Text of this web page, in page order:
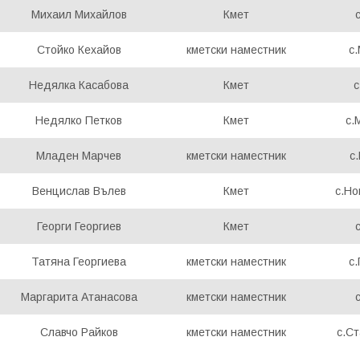
Михаил Михайлов Кмет
Стойко Кехайов кметски наместник
Недялка Касабова Кмет
Недялко Петков Кмет
Младен Марчев кметски наместник
Венцислав Вълев Кмет
Георги Георгиев Кмет
Татяна Георгиева кметски наместник
Маргарита Атанасова кметски наместник
Славчо Райков кметски наместник